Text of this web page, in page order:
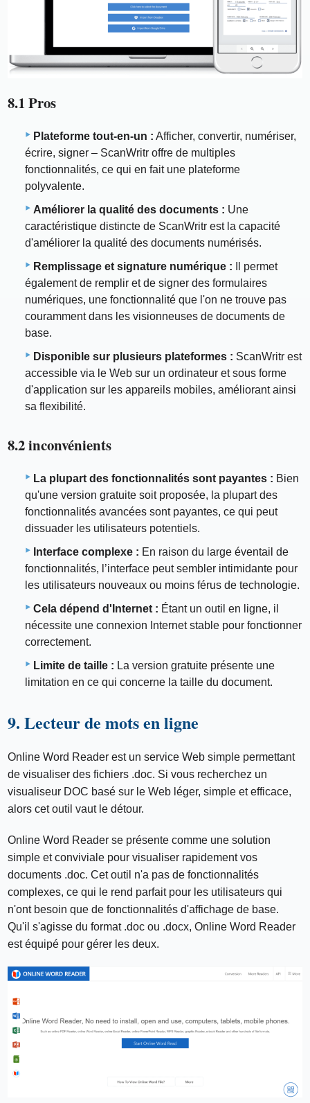
8.1 Pros
Plateforme tout-en-un : Afficher, convertir, numériser,
écrire, signer – ScanWritr offre de multiples
fonctionnalités, ce qui en fait une plateforme
polyvalente.
Améliorer la qualité des documents : Une
caractéristique distincte de ScanWritr est la capacité
d'améliorer la qualité des documents numérisés.
Remplissage et signature numérique : Il permet
également de remplir et de signer des formulaires
numériques, une fonctionnalité que l'on ne trouve pas
couramment dans les visionneuses de documents de
base.
Disponible sur plusieurs plateformes : ScanWritr est
accessible via le Web sur un ordinateur et sous forme
d'application sur les appareils mobiles, améliorant ainsi
sa flexibilité.
8.2 inconvénients
La plupart des fonctionnalités sont payantes : Bien
qu'une version gratuite soit proposée, la plupart des
fonctionnalités avancées sont payantes, ce qui peut
dissuader les utilisateurs potentiels.
Interface complexe : En raison du large éventail de
fonctionnalités, l’interface peut sembler intimidante pour
les utilisateurs nouveaux ou moins férus de technologie.
Cela dépend d'Internet : Étant un outil en ligne, il
nécessite une connexion Internet stable pour fonctionner
correctement.
Limite de taille : La version gratuite présente une
limitation en ce qui concerne la taille du document.
9. Lecteur de mots en ligne
Online Word Reader est un service Web simple permettant
de visualiser des fichiers .doc. Si vous recherchez un
visualiseur DOC basé sur le Web léger, simple et efficace,
alors cet outil vaut le détour.
Online Word Reader se présente comme une solution
simple et conviviale pour visualiser rapidement vos
documents .doc. Cet outil n'a pas de fonctionnalités
complexes, ce qui le rend parfait pour les utilisateurs qui
n'ont besoin que de fonctionnalités d'affichage de base.
Qu'il s'agisse du format .doc ou .docx, Online Word Reader
est équipé pour gérer les deux.